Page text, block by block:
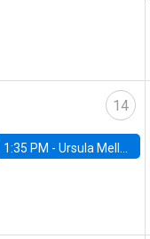
14
1:35 PM -Ursula Mello, Insper - Institute of Education and Research